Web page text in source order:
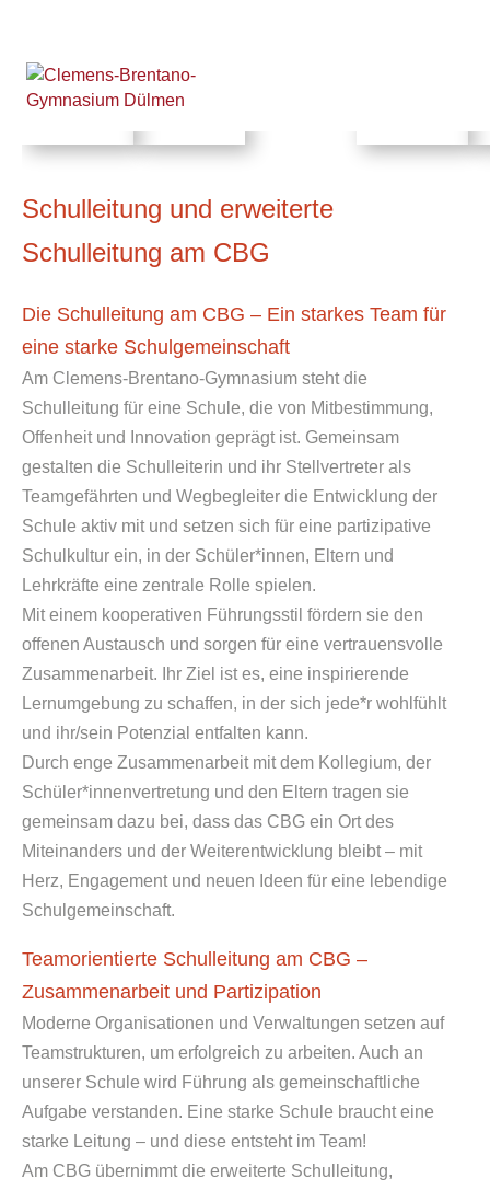
Schulleitung und erweiterte
Schulleitung am CBG
Die Schulleitung am CBG – Ein starkes Team für
eine starke Schulgemeinschaft
Am Clemens-Brentano-Gymnasium steht die
Schulleitung für eine Schule, die von Mitbestimmung,
Offenheit und Innovation geprägt ist. Gemeinsam
gestalten die Schulleiterin und ihr Stellvertreter als
Teamgefährten und Wegbegleiter die Entwicklung der
Schule aktiv mit und setzen sich für eine partizipative
Schulkultur ein, in der Schüler*innen, Eltern und
Lehrkräfte eine zentrale Rolle spielen.
Mit einem kooperativen Führungsstil fördern sie den
offenen Austausch und sorgen für eine vertrauensvolle
Zusammenarbeit. Ihr Ziel ist es, eine inspirierende
Lernumgebung zu schaffen, in der sich jede*r wohlfühlt
und ihr/sein Potenzial entfalten kann.
Durch enge Zusammenarbeit mit dem Kollegium, der
Schüler*innenvertretung und den Eltern tragen sie
gemeinsam dazu bei, dass das CBG ein Ort des
Miteinanders und der Weiterentwicklung bleibt – mit
Herz, Engagement und neuen Ideen für eine lebendige
Schulgemeinschaft.
Teamorientierte Schulleitung am CBG –
Zusammenarbeit und Partizipation
Moderne Organisationen und Verwaltungen setzen auf
Teamstrukturen, um erfolgreich zu arbeiten. Auch an
unserer Schule wird Führung als gemeinschaftliche
Aufgabe verstanden. Eine starke Schule braucht eine
starke Leitung – und diese entsteht im Team!
Am CBG übernimmt die erweiterte Schulleitung,